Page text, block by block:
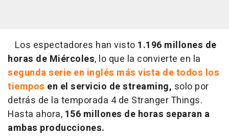
Los espectadores han visto 1.196 millones de
horas de Miércoles, lo que la convierte en la
segunda serie en inglés más vista de todos los
tiempos en el servicio de streaming, solo por
detrás de la temporada 4 de Stranger Things.
Hasta ahora, 156 millones de horas separan a
ambas producciones.